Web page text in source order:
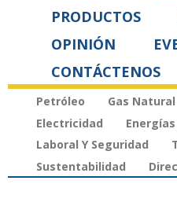
PRODUCTOS
OPINIÓN
CONTÁCTENOS
Petróleo Gas Natural
Electricidad
Laboral Y Seguridad
Sustentabilidad